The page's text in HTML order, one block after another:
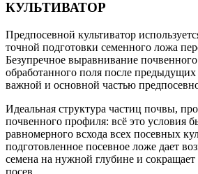
КУЛЬТИВАТОР
Предпосевной культиватор
точной подготовки семенного ложа
Безупречное выравнивание
обработанного поля после предыдущих
важной и основной частью
Идеальная структура частиц почвы,
почвенного профиля: всё это условия
равномерного всхода всех посевных
подготовленное посевное ложе дает
семена на нужной глубине и
посев.